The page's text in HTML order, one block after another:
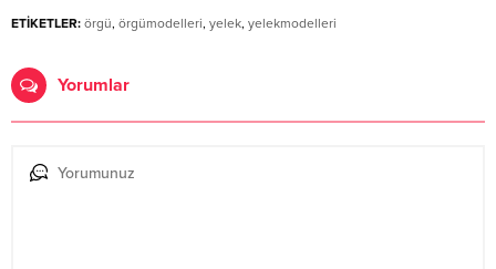
ETİKETLER: örgü, örgümodelleri, yelek, yelekmodelleri
Yorumlar